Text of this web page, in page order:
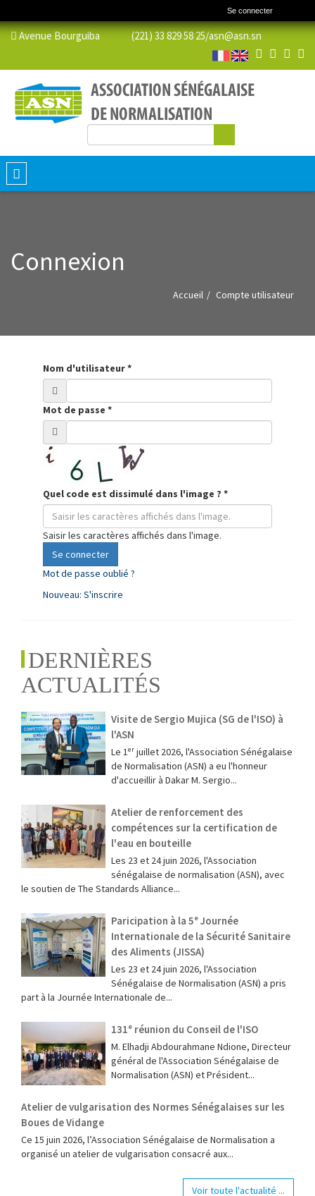
Se connecter
Avenue Bourguiba (221) 33 829 58 25/asn@asn.sn
Formulaire de recherche
Toggle
navigation
Connexion
Accueil Compte utilisateur
Nom d'utilisateur*
Mot de passe *
Quel code est dissimulé dans l'image ? *
Saisir les caractères affichés dans l'image.
Se connecter
Mot de passe oublié ?
Nouveau: S'inscrire
DERNIÈRES
ACTUALITÉS
Visite de Sergio Mujica (SG de l'ISO) à
l'ASN
Le 1ᵉʳ juillet 2026, l'Association Sénégalaise
de Normalisation (ASN) a eu l'honneur
d'accueillir à Dakar M. Sergio...
Atelier de renforcement des
compétences sur la certification de
l'eau en bouteille
Les 23 et 24 juin 2026, l'Association
sénégalaise de normalisation (ASN), avec
le soutien de The Standards Alliance...
Paricipation à la 5ᵉ Journée
Internationale de la Sécurité Sanitaire
des Aliments (JISSA)
‎Les 23 et 24 juin 2026, l'Association
Sénégalaise de Normalisation (ASN) a pris
part à la Journée Internationale de...
131ᵉ réunion du Conseil de l'ISO
M. Elhadji Abdourahmane Ndione, Directeur
général de l'Association Sénégalaise de
Normalisation (ASN) et Président...
Atelier de vulgarisation des Normes Sénégalaises sur les
Boues de Vidange
Ce 15 juin 2026, l’Association Sénégalaise de Normalisation a
organisé un atelier de vulgarisation consacré aux...
Voir toute l'actualité ...